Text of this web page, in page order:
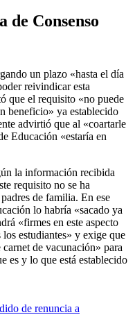
Consenso
un plazo «hasta el día
reivindicar esta
que el requisito «no puede
beneficio» ya establecido
advirtió que al «coartarle
Educación «estaría en
la información recibida
requisito no se ha
de familia. En ese
lo habría «sacado ya
«firmes en este aspecto
estudiantes» y exige que
carnet de vacunación» para
es y lo que está establecido
de renuncia a